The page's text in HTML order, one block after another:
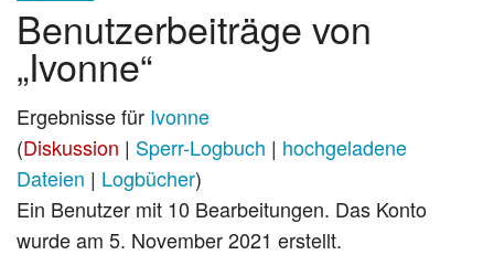
Suche
Benutzerbeiträge von
„Ivonne“
Ergebnisse für Ivonne
Diskussion
Sperr-Logbuch
hochgeladene
Dateien
Logbücher
Ein Benutzer mit 10 Bearbeitungen. Das Konto
wurde am 5. November 2021 erstellt.